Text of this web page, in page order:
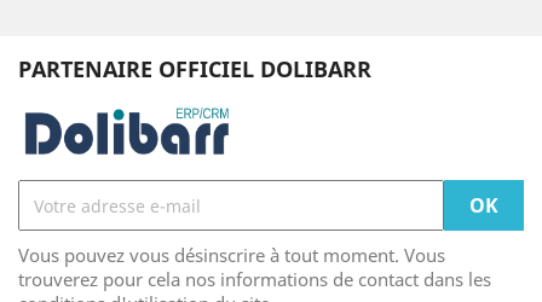
PARTENAIRE OFFICIEL DOLIBARR
Vous pouvez vous désinscrire à tout moment. Vous
trouverez pour cela nos informations de contact dans les